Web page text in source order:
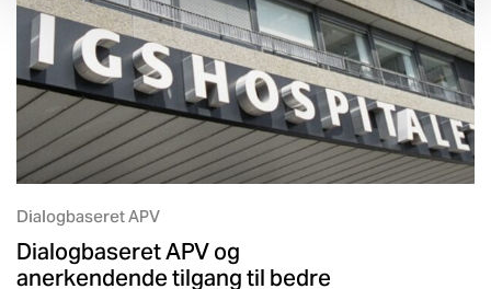
Dialogbaseret APV
Dialogbaseret APV og
anerkendende tilgang til bedre